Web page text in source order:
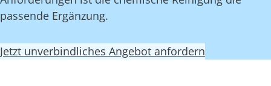
passende Ergänzung.
Jetzt unverbindliches Angebot anfordern